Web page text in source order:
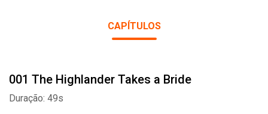
CAPÍTULOS
001 The Highlander Takes a Bride
Duração: 49s